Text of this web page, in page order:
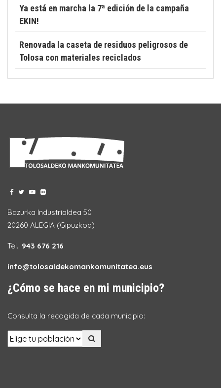
Ya está en marcha la 7ª edición de la campaña
EKIN!
Renovada la caseta de residuos peligrosos de
Tolosa con materiales reciclados
Bazurka Industrialdea 50
20260 ALEGIA (Gipuzkoa)
Tel.: 943 676 216
info@tolosaldekomankomunitatea.eus
¿Cómo se hace en mi municipio?
Consulta la recogida de cada municipio: